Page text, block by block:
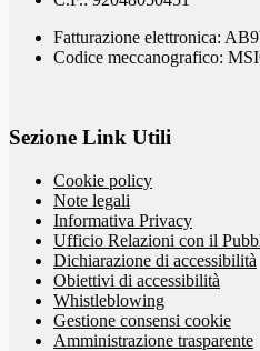
Fatturazione elettronica:
Codice meccanografico:
Sezione Link Utili
Cookie policy
Note legali
Informativa Privacy
Ufficio Relazioni con il
Dichiarazione di accessibilità
Obiettivi di accessibilità
Whistleblowing
Gestione consensi cookie
Amministrazione trasparente